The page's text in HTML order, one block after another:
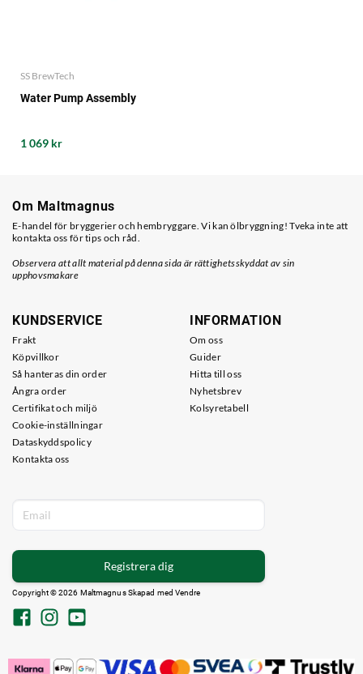
SS BrewTech
Water Pump Assembly
1 069 kr
Om Maltmagnus
E-handel för bryggerier och hembryggare. Vi kan ölbryggning! Tveka inte att
kontakta oss för tips och råd.
Observera att allt material på denna sida är rättighetsskyddat av sin
upphovsmakare
KUNDSERVICE
Frakt
Köpvillkor
Så hanteras din order
Ångra order
Certifikat och miljö
Cookie-inställningar
Dataskyddspolicy
Kontakta oss
INFORMATION
Om oss
Guider
Hitta till oss
Nyhetsbrev
Kolsyretabell
Registrera dig
Copyright © 2026 Maltmagnus Skapad med Vendre